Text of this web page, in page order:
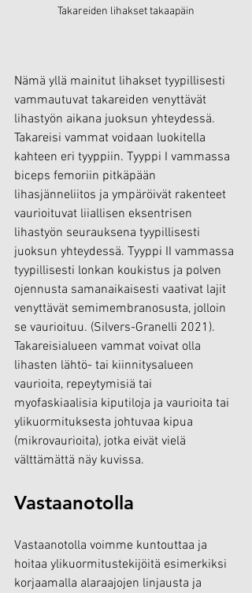
Takareiden lihakset takaapäin
Nämä yllä mainitut lihakset tyypillisesti
vammautuvat takareiden venyttävät
lihastyön aikana juoksun yhteydessä.
Takareisi vammat voidaan luokitella
kahteen eri tyyppiin. Tyyppi I vammassa
biceps femoriin pitkäpään
lihasjänneliitos ja ympäröivät rakenteet
vaurioituvat liiallisen eksentrisen
lihastyön seurauksena tyypillisesti
juoksun yhteydessä. Tyyppi II vammassa
tyypillisesti lonkan koukistus ja polven
ojennusta samanaikaisesti vaativat lajit
venyttävät semimembranosusta, jolloin
se vaurioituu. (Silvers-Granelli 2021).
Takareisialueen vammat voivat olla
lihasten lähtö- tai kiinnitysalueen
vaurioita, repeytymisiä tai
myofaskiaalisia kiputiloja ja vaurioita tai
ylikuormituksesta johtuvaa kipua
(mikrovaurioita), jotka eivät vielä
välttämättä näy kuvissa.
Vastaanotolla
Vastaanotolla voimme kuntouttaa ja
hoitaa ylikuormitustekijöitä esimerkiksi
korjaamalla alaraajojen linjausta ja